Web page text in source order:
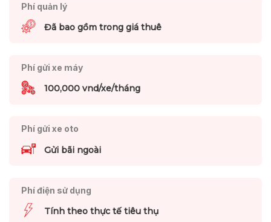
Phí quản lý
Đã bao gồm trong giá thuê
Phí gửi xe máy
100,000 vnd/xe/tháng
Phí gửi xe oto
Gửi bãi ngoài
Phí điện sử dụng
Tính theo thực tế tiêu thụ